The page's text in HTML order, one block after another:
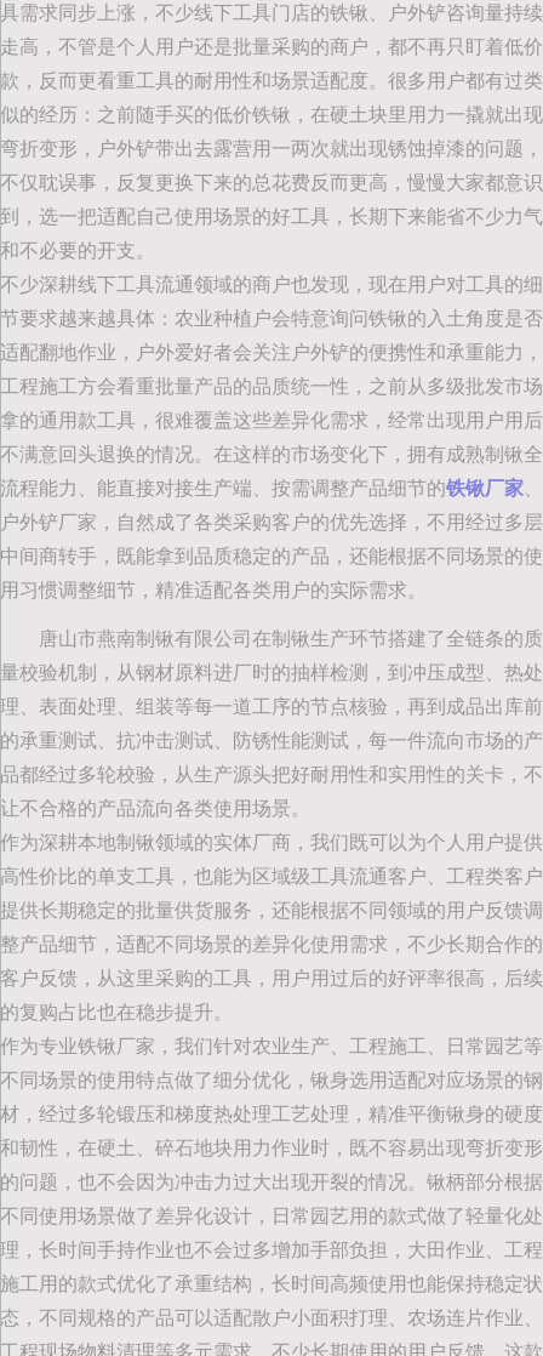
具需求同步上涨，不少线下工具门店的铁锹、户外铲咨询量持续
走高，不管是个人用户还是批量采购的商户，都不再只盯着低价
款，反而更看重工具的耐用性和场景适配度。很多用户都有过类
似的经历：之前随手买的低价铁锹，在硬土块里用力一撬就出现
弯折变形，户外铲带出去露营用一两次就出现锈蚀掉漆的问题，
不仅耽误事，反复更换下来的总花费反而更高，慢慢大家都意识
到，选一把适配自己使用场景的好工具，长期下来能省不少力气
和不必要的开支。
不少深耕线下工具流通领域的商户也发现，现在用户对工具的细
节要求越来越具体：农业种植户会特意询问铁锹的入土角度是否
适配翻地作业，户外爱好者会关注户外铲的便携性和承重能力，
工程施工方会看重批量产品的品质统一性，之前从多级批发市场
拿的通用款工具，很难覆盖这些差异化需求，经常出现用户用后
不满意回头退换的情况。在这样的市场变化下，拥有成熟制锹全
流程能力、能直接对接生产端、按需调整产品细节的铁锹厂家
户外铲厂家，自然成了各类采购客户的优先选择，不用经过多层
中间商转手，既能拿到品质稳定的产品，还能根据不同场景的使
用习惯调整细节，精准适配各类用户的实际需求。
唐山市燕南制锹有限公司在制锹生产环节搭建了全链条的质
量校验机制，从钢材原料进厂时的抽样检测，到冲压成型、热处
理、表面处理、组装等每一道工序的节点核验，再到成品出库前
的承重测试、抗冲击测试、防锈性能测试，每一件流向市场的产
品都经过多轮校验，从生产源头把好耐用性和实用性的关卡，不
让不合格的产品流向各类使用场景。
作为深耕本地制锹领域的实体厂商，我们既可以为个人用户提供
高性价比的单支工具，也能为区域级工具流通客户、工程类客户
提供长期稳定的批量供货服务，还能根据不同领域的用户反馈调
整产品细节，适配不同场景的差异化使用需求，不少长期合作的
客户反馈，从这里采购的工具，用户用过后的好评率很高，后续
的复购占比也在稳步提升。
作为专业铁锹厂家，我们针对农业生产、工程施工、日常园艺等
不同场景的使用特点做了细分优化，锹身选用适配对应场景的钢
材，经过多轮锻压和梯度热处理工艺处理，精准平衡锹身的硬度
和韧性，在硬土、碎石地块用力作业时，既不容易出现弯折变形
的问题，也不会因为冲击力过大出现开裂的情况。锹柄部分根据
不同使用场景做了差异化设计，日常园艺用的款式做了轻量化处
理，长时间手持作业也不会过多增加手部负担，大田作业、工程
施工用的款式优化了承重结构，长时间高频使用也能保持稳定状
态，不同规格的产品可以适配散户小面积打理、农场连片作业、
工程现场物料清理等多元需求。不少长期使用的用户反馈，这款